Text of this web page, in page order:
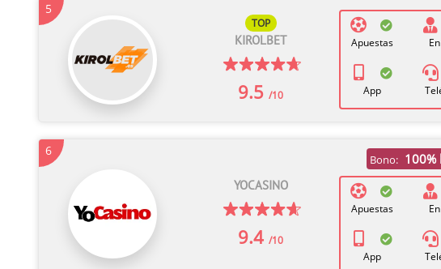
5
TOP
KIROLBET
9.5/10
Apuestas
App
6
YOCASINO
9.4/10
Bono: 100%
Apuestas
App